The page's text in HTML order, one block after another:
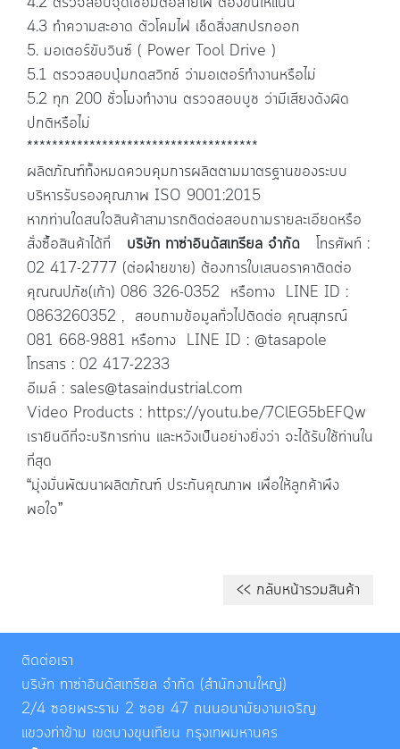
4.3 ทำความสะอาด ตัวโคมไฟ เช็ดสิ่งสกปรกออก
5. มอเตอร์ขับวินซ์ ( Power Tool Drive )
5.1 ตรวจสอบปุ่มกดสวิทช์ ว่ามอเตอร์ทำงานหรือไม่
5.2 ทุก 200 ชั่วโมงทำงาน ตรวจสอบบูช ว่ามีเสียงดังผิด
ปกติหรือไม่
*************************************
ผลิตภัณฑ์ทั้งหมดควบคุมการผลิตตามมาตรฐานของระบบ
บริหารรับรองคุณภาพ ISO 9001:2015
หากท่านใดสนใจสินค้าสามารถติดต่อสอบถามรายละเอียดหรือ
สั่งซื้อสินค้าได้ที่ บริษัท ทาซ่าอินดัสเทรียล จำกัด โทรศัพท์ :
02 417-2777 (ต่อฝ่ายขาย) ต้องการใบเสนอราคาติดต่อ
คุณณปภัช(เก้า) 086 326-0352 หรือทาง LINE ID :
0863260352 , สอบถามข้อมูลทั่วไปติดต่อ คุณสุภรณ์
081 668-9881 หรือทาง LINE ID : @tasapole
โทรสาร : 02 417-2233
อีเมล์ : sales@tasaindustrial.com
Video Products : https://youtu.be/7ClEG5bEFQw
เรายินดีที่จะบริการท่าน และหวังเป็นอย่างยิ่งว่า จะได้รับใช้ท่านใน
ที่สุด
“มุ่งมั่นพัฒนาผลิตภัณฑ์ ประกันคุณภาพ เพื่อให้ลูกค้าพึง
พอใจ”
<< กลับหน้ารวมสินค้า
ติดต่อเรา
บริษัท ทาซ่าอินดัสเทรียล จำกัด (สำนักงานใหญ่)
2/4 ซอยพระราม 2 ซอย 47 ถนนอนามัยงามเจริญ
แขวงท่าข้าม เขตบางขุนเทียน กรุงเทพมหานคร